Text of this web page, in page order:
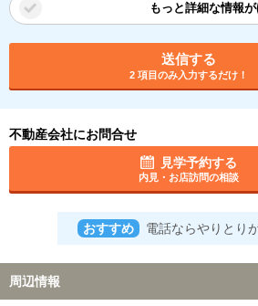
もっと詳細な情報
送信する
2 項目のみ入力するだけ！
不動産会社にお問合せ
見学予約する
内見・お店訪問の相談
おすすめ 電話ならやりとり
周辺情報